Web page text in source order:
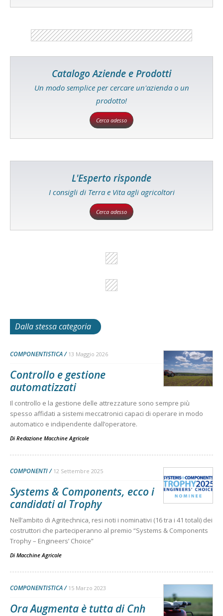
Catalogo Aziende e Prodotti
Un modo semplice per cercare un'azienda o un
prodotto!
Cerca adesso
L'Esperto risponde
I consigli di Terra e Vita agli agricoltori
Cerca adesso
Dalla stessa categoria
COMPONENTISTICA 13 Maggio 2026
Controllo e gestione
automatizzati
Il controllo e la gestione delle attrezzature sono sempre più
spesso affidati a sistemi meccatronici capaci di operare in modo
automatico e indipendente dall’operatore.
Di Redazione Macchine Agricole
COMPONENTI 12 Settembre 2025
Systems & Components, ecco i
candidati al Trophy
Nell’ambito di Agritechnica, resi noti i nominativi (16 tra i 41 totali) dei
costruttori che parteciperanno al premio “Systems & Components
Trophy – Engineers’ Choice”
Di Macchine Agricole
COMPONENTISTICA 15 Marzo 2023
Ora Augmenta è tutta di Cnh